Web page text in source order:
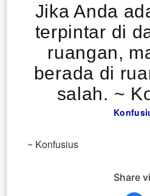
Jika Anda
terpintar di
ruangan,
berada di
salah. ~
~ Konfusius
Share